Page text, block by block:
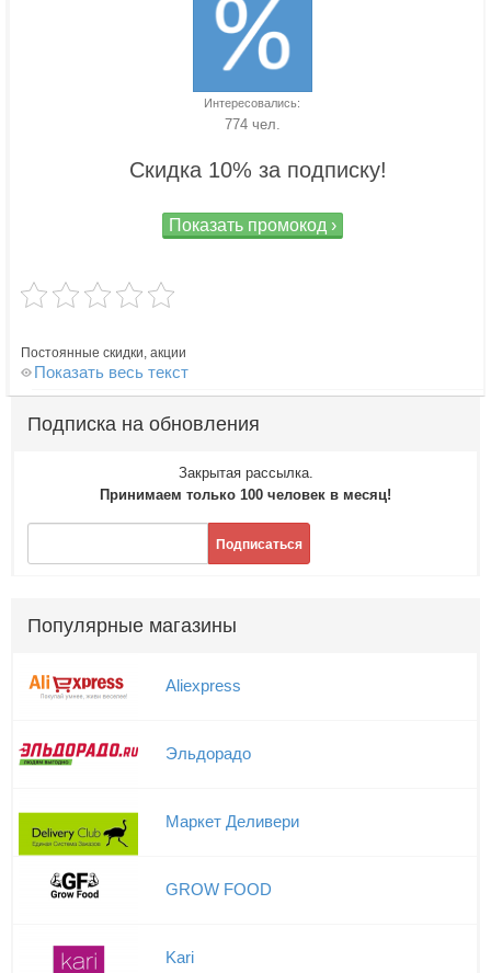
Интересовались:
774 чел.
Скидка 10% за подписку!
Показать промокод ›
Постоянные скидки, акции
Показать весь текст
Подписка на обновления
Закрытая рассылка.
Принимаем только 100 человек в месяц!
Подписаться
Популярные магазины
Aliexpress
Эльдорадо
Маркет Деливери
GROW FOOD
Kari